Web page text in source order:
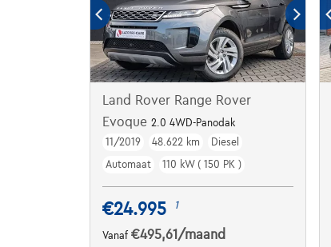
Land Rover Range Rover
Evoque 2.0 4WD-Panodak
11/2019
48.622 km
Diesel
Automaat
110 kW ( 150 PK )
€24.995 1
Vanaf €495,61 /maand